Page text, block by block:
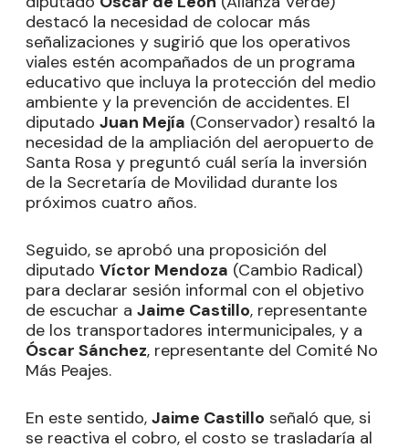
destacó la necesidad de colocar más
señalizaciones y sugirió que los operativos
viales estén acompañados de un programa
educativo que incluya la protección del medio
ambiente y la prevención de accidentes. El
diputado Juan Mejía (Conservador) resaltó la
necesidad de la ampliación del aeropuerto de
Santa Rosa y preguntó cuál sería la inversión
de la Secretaría de Movilidad durante los
próximos cuatro años.
Seguido, se aprobó una proposición del
diputado Víctor Mendoza (Cambio Radical)
para declarar sesión informal con el objetivo
de escuchar a Jaime Castillo, representante
de los transportadores intermunicipales, y a
Óscar Sánchez, representante del Comité No
Más Peajes.
En este sentido, Jaime Castillo señaló que, si
se reactiva el cobro, el costo se trasladaría al